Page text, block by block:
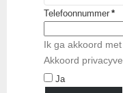
Telefoonnummer *
Ik ga akkoord
Akkoord
Ja